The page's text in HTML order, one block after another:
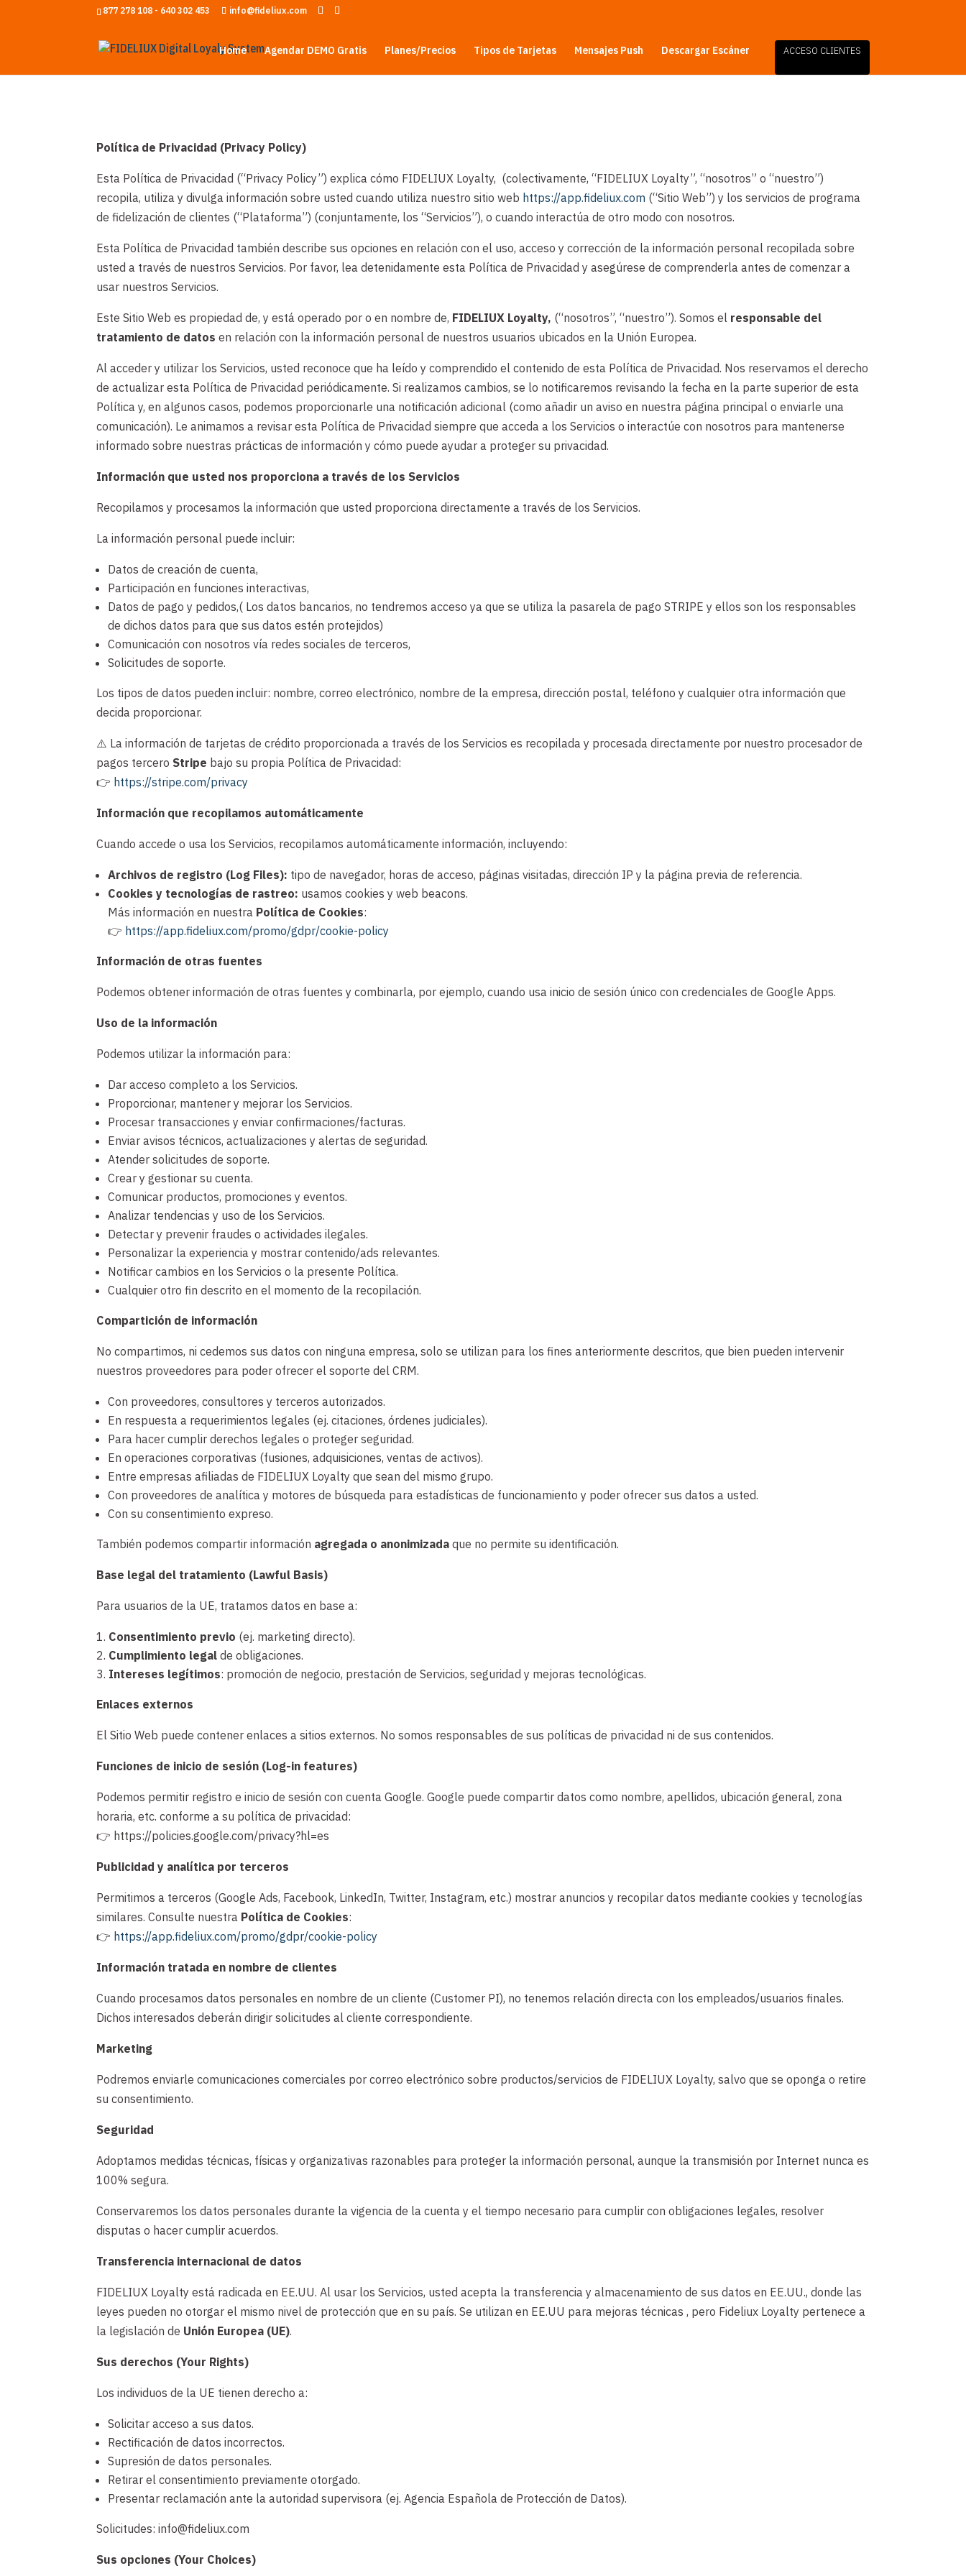
877 278 108 - 640 302 453 info@fideliux.com
Home Agendar DEMO Gratis Planes/Precios Tipos de Tarjetas Mensajes Push Descargar Escáner ACCESO CLIENTES
Política de Privacidad (Privacy Policy)
Esta Política de Privacidad (“Privacy Policy”) explica cómo FIDELIUX Loyalty, (colectivamente, “FIDELIUX Loyalty”, “nosotros” o “nuestro”)
recopila, utiliza y divulga información sobre usted cuando utiliza nuestro sitio web https://app.fideliux.com (“Sitio Web”) y los servicios de programa
de fidelización de clientes (“Plataforma”) (conjuntamente, los “Servicios”), o cuando interactúa de otro modo con nosotros.
Esta Política de Privacidad también describe sus opciones en relación con el uso, acceso y corrección de la información personal recopilada sobre
usted a través de nuestros Servicios. Por favor, lea detenidamente esta Política de Privacidad y asegúrese de comprenderla antes de comenzar a
usar nuestros Servicios.
Este Sitio Web es propiedad de, y está operado por o en nombre de, FIDELIUX Loyalty, (“nosotros”, “nuestro”). Somos el responsable del
tratamiento de datos en relación con la información personal de nuestros usuarios ubicados en la Unión Europea.
Al acceder y utilizar los Servicios, usted reconoce que ha leído y comprendido el contenido de esta Política de Privacidad. Nos reservamos el derecho
de actualizar esta Política de Privacidad periódicamente. Si realizamos cambios, se lo notificaremos revisando la fecha en la parte superior de esta
Política y, en algunos casos, podemos proporcionarle una notificación adicional (como añadir un aviso en nuestra página principal o enviarle una
comunicación). Le animamos a revisar esta Política de Privacidad siempre que acceda a los Servicios o interactúe con nosotros para mantenerse
informado sobre nuestras prácticas de información y cómo puede ayudar a proteger su privacidad.
Información que usted nos proporciona a través de los Servicios
Recopilamos y procesamos la información que usted proporciona directamente a través de los Servicios.
La información personal puede incluir:
Datos de creación de cuenta,
Participación en funciones interactivas,
Datos de pago y pedidos,( Los datos bancarios, no tendremos acceso ya que se utiliza la pasarela de pago STRIPE y ellos son los responsables
de dichos datos para que sus datos estén protejidos)
Comunicación con nosotros vía redes sociales de terceros,
Solicitudes de soporte.
Los tipos de datos pueden incluir: nombre, correo electrónico, nombre de la empresa, dirección postal, teléfono y cualquier otra información que
decida proporcionar.
⚠️ La información de tarjetas de crédito proporcionada a través de los Servicios es recopilada y procesada directamente por nuestro procesador de
pagos tercero Stripe bajo su propia Política de Privacidad:
👉 https://stripe.com/privacy
Información que recopilamos automáticamente
Cuando accede o usa los Servicios, recopilamos automáticamente información, incluyendo:
Archivos de registro (Log Files): tipo de navegador, horas de acceso, páginas visitadas, dirección IP y la página previa de referencia.
Cookies y tecnologías de rastreo: usamos cookies y web beacons.
Más información en nuestra Política de Cookies:
👉 https://app.fideliux.com/promo/gdpr/cookie-policy
Información de otras fuentes
Podemos obtener información de otras fuentes y combinarla, por ejemplo, cuando usa inicio de sesión único con credenciales de Google Apps.
Uso de la información
Podemos utilizar la información para:
Dar acceso completo a los Servicios.
Proporcionar, mantener y mejorar los Servicios.
Procesar transacciones y enviar confirmaciones/facturas.
Enviar avisos técnicos, actualizaciones y alertas de seguridad.
Atender solicitudes de soporte.
Crear y gestionar su cuenta.
Comunicar productos, promociones y eventos.
Analizar tendencias y uso de los Servicios.
Detectar y prevenir fraudes o actividades ilegales.
Personalizar la experiencia y mostrar contenido/ads relevantes.
Notificar cambios en los Servicios o la presente Política.
Cualquier otro fin descrito en el momento de la recopilación.
Compartición de información
No compartimos, ni cedemos sus datos con ninguna empresa, solo se utilizan para los fines anteriormente descritos, que bien pueden intervenir
nuestros proveedores para poder ofrecer el soporte del CRM.
Con proveedores, consultores y terceros autorizados.
En respuesta a requerimientos legales (ej. citaciones, órdenes judiciales).
Para hacer cumplir derechos legales o proteger seguridad.
En operaciones corporativas (fusiones, adquisiciones, ventas de activos).
Entre empresas afiliadas de FIDELIUX Loyalty que sean del mismo grupo.
Con proveedores de analítica y motores de búsqueda para estadísticas de funcionamiento y poder ofrecer sus datos a usted.
Con su consentimiento expreso.
También podemos compartir información agregada o anonimizada que no permite su identificación.
Base legal del tratamiento (Lawful Basis)
Para usuarios de la UE, tratamos datos en base a:
Consentimiento previo (ej. marketing directo).
Cumplimiento legal de obligaciones.
Intereses legítimos: promoción de negocio, prestación de Servicios, seguridad y mejoras tecnológicas.
Enlaces externos
El Sitio Web puede contener enlaces a sitios externos. No somos responsables de sus políticas de privacidad ni de sus contenidos.
Funciones de inicio de sesión (Log-in features)
Podemos permitir registro e inicio de sesión con cuenta Google. Google puede compartir datos como nombre, apellidos, ubicación general, zona
horaria, etc. conforme a su política de privacidad:
👉 https://policies.google.com/privacy?hl=es
Publicidad y analítica por terceros
Permitimos a terceros (Google Ads, Facebook, LinkedIn, Twitter, Instagram, etc.) mostrar anuncios y recopilar datos mediante cookies y tecnologías
similares. Consulte nuestra Política de Cookies:
👉 https://app.fideliux.com/promo/gdpr/cookie-policy
Información tratada en nombre de clientes
Cuando procesamos datos personales en nombre de un cliente (Customer PI), no tenemos relación directa con los empleados/usuarios finales.
Dichos interesados deberán dirigir solicitudes al cliente correspondiente.
Marketing
Podremos enviarle comunicaciones comerciales por correo electrónico sobre productos/servicios de FIDELIUX Loyalty, salvo que se oponga o retire
su consentimiento.
Seguridad
Adoptamos medidas técnicas, físicas y organizativas razonables para proteger la información personal, aunque la transmisión por Internet nunca es
100% segura.
Conservaremos los datos personales durante la vigencia de la cuenta y el tiempo necesario para cumplir con obligaciones legales, resolver
disputas o hacer cumplir acuerdos.
Transferencia internacional de datos
FIDELIUX Loyalty está radicada en EE.UU. Al usar los Servicios, usted acepta la transferencia y almacenamiento de sus datos en EE.UU., donde las
leyes pueden no otorgar el mismo nivel de protección que en su país. Se utilizan en EE.UU para mejoras técnicas , pero Fideliux Loyalty pertenece a
la legislación de Unión Europea (UE).
Sus derechos (Your Rights)
Los individuos de la UE tienen derecho a:
Solicitar acceso a sus datos.
Rectificación de datos incorrectos.
Supresión de datos personales.
Retirar el consentimiento previamente otorgado.
Presentar reclamación ante la autoridad supervisora (ej. Agencia Española de Protección de Datos).
Solicitudes: info@fideliux.com
Sus opciones (Your Choices)